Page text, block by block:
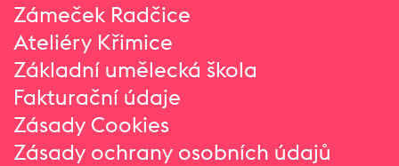
Zámeček Radčice
Ateliéry Křimice
Základní umělecká škola
Fakturační údaje
Zásady Cookies
Zásady ochrany osobních údajů